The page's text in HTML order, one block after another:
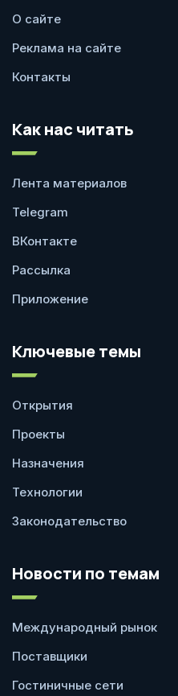
О сайте
Реклама на сайте
Контакты
Как нас читать
Лента материалов
Telegram
ВКонтакте
Рассылка
Приложение
Ключевые темы
Открытия
Проекты
Назначения
Технологии
Законодательство
Новости по темам
Международный рынок
Поставщики
Гостиничные сети